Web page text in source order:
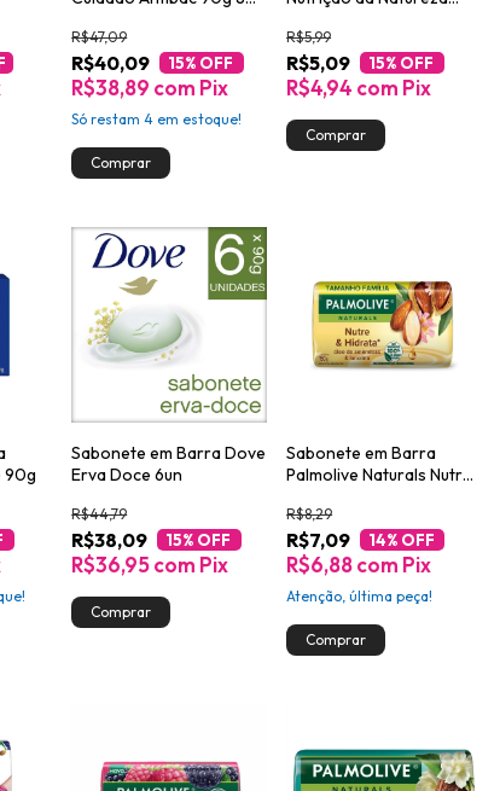
R$40,09
R$47,09
15% OFF
R$38,89 com Pix
Só restam4 em estoque!
R$5,09
R$5,99
15% OFF
R$4,94 com Pix
90g
Sabonete em Barra Dove
Erva Doce 6un
R$38,09
R$44,79
15% OFF
R$36,95com Pix
Sabonete em Barra
Palmolive Naturals Nutre
R$7,09
R$8,29
14% OFF
R$6,88com Pix
Atenção, última peça!